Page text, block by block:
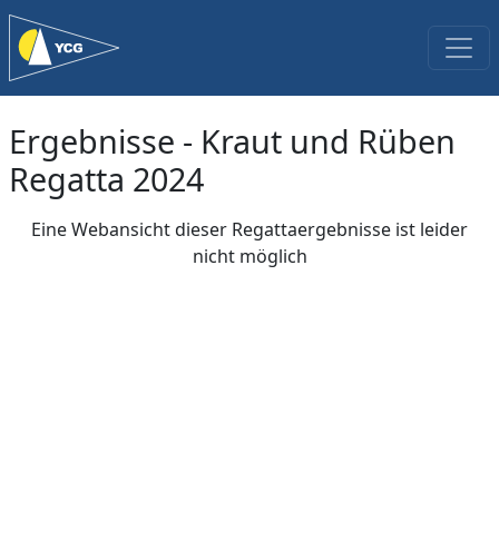
Ergebnisse - Kraut und Rüben
Regatta 2024
Eine Webansicht dieser Regattaergebnisse ist leider
nicht möglich